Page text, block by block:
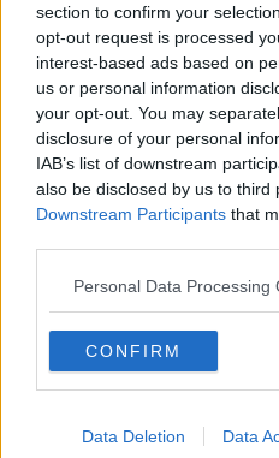
section to confirm your
opt-out request is processed
interest-based ads based on
us or personal information
your opt-out. You may
disclosure of your personal
IAB’s list of downstream
also be disclosed by us to third
Downstream Participants that
Personal Data Processing
CONFIRM
Data Deletion Data
Incidente in FiPiLi,
Anziana grave dopo
Cade mentre pota
Fiamme
Incidente sulla Fi-Pi-
Spray al
commerciale
Muore nello scontro
Incendio in un